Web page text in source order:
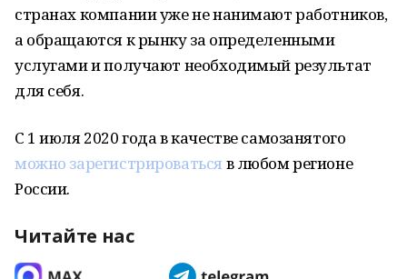
странах компании уже не нанимают работников,
а обращаются к рынку за определенными
услугами и получают необходимый результат
для себя.
С 1 июля 2020 года в качестве самозанятого
можно зарегистрироваться в любом регионе
России.
Читайте нас